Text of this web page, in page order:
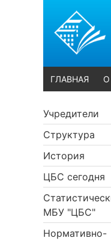
ГЛАВНАЯ
Учредители
Структура
История
ЦБС сегодня
МБУ "ЦБС"
Нормативно-